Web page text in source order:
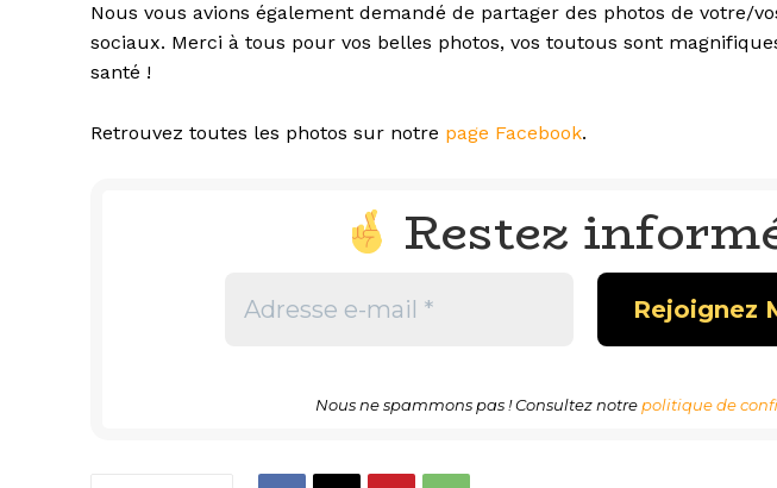
Nous vous avions également demandé de partager des photos de votre/
sociaux. Merci à tous pour vos belles photos, vos toutous sont
santé !
Retrouvez toutes les photos sur notre page Facebook.
Restez
Nous ne spammons pas ! Consultez notre politique de